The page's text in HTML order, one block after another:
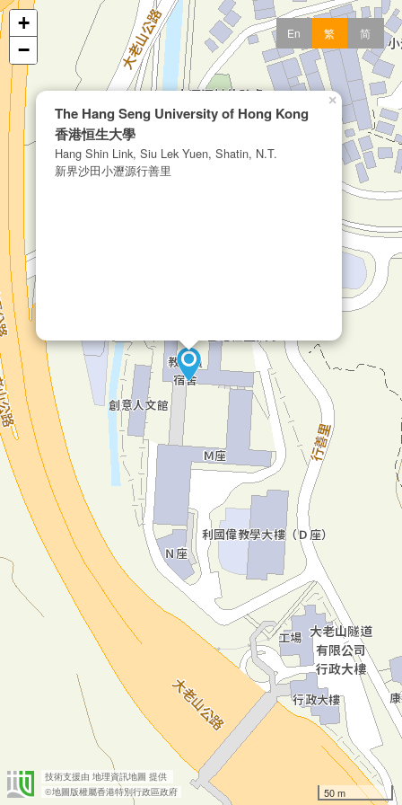
©地圖版權屬香港特別行政區政府
技術支援由 地理資訊地圖 提供
En 繁 简
The Hang Seng University of Hong Kong
香港恒生大學
Hang Shin Link, Siu Lek Yuen, Shatin, N.T.
新界沙田小瀝源行善里
×
+
−
50 m